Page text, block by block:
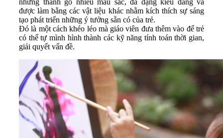
những thanh gỗ nhiều màu sắc, đa dạng kiểu dáng và
được làm bằng các vật liệu khác nhằm kích thích sự sáng
tạo phát triển những ý tưởng sẵn có của trẻ.
Đó là một cách khéo léo mà giáo viên đưa thêm vào để trẻ
có thể tự mình hình thành các kỹ năng tính toán thời gian,
giải quyết vấn đề.